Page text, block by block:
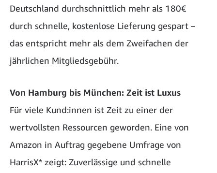
Deutschland durchschnittlich mehr als 180€
durch schnelle, kostenlose Lieferung gespart –
das entspricht mehr als dem Zweifachen der
jährlichen Mitgliedsgebühr.
Von Hamburg bis München: Zeit ist Luxus
Für viele Kund:innen ist Zeit zu einer der
wertvollsten Ressourcen geworden. Eine von
Amazon in Auftrag gegebene Umfrage von
HarrisX* zeigt: Zuverlässige und schnelle